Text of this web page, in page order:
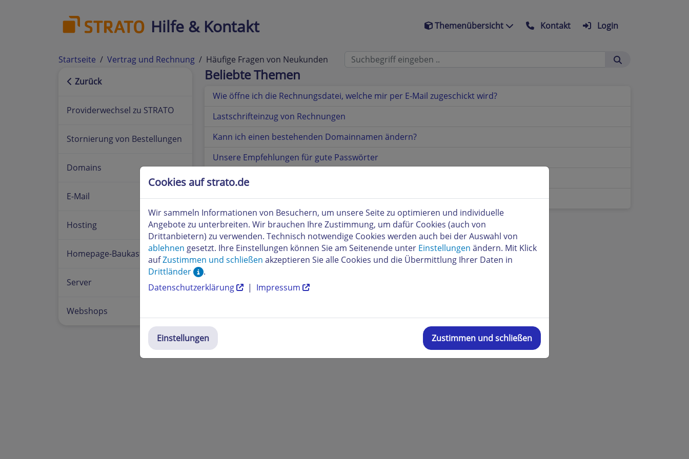
Hilfe & Kontakt Themenübersicht Kontakt Login
Startseite Vertrag und Rechnung
Häufige Fragen von Neukunden
Zurück
Providerwechsel zu STRATO
Stornierung von Bestellungen
Domains
E-Mail
Hosting
Homepage-Baukasten
Server
Webshops
Beliebte Themen
Wie öffne ich die Rechnungsdatei, welche mir per E-Mail zugeschickt wird?
Lastschrifteinzug von Rechnungen
Kann ich einen bestehenden Domainnamen ändern?
Unsere Empfehlungen für gute Passwörter
Glossar - Erklärung oft gebrauchter Fachbegriffe
Wo finde ich meine Kundennummer?
Cookies auf strato.de
Wir sammeln Informationen von Besuchern, um unsere Seite zu optimieren und individuelle
Angebote zu unterbreiten. Wir brauchen Ihre Zustimmung, um dafür Cookies (auch von
Drittanbietern) zu verwenden. Technisch notwendige Cookies werden auch bei der Auswahl von
ablehnen gesetzt. Ihre Einstellungen können Sie am Seitenende unter Einstellungen ändern. Mit Klick
aufZustimmen und schließen akzeptieren Sie alle Cookies und die Übermittlung Ihrer Daten in
Drittländer
.
Datenschutzerklärung
| Impressum
Einstellungen Zustimmen und schließen